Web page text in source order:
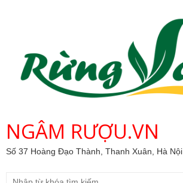
NGÂM RƯỢU.VN
Số 37 Hoàng Đạo Thành, Thanh Xuân, Hà Nội